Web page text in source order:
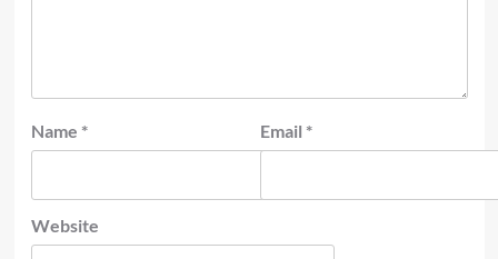
Name * Email *
Website